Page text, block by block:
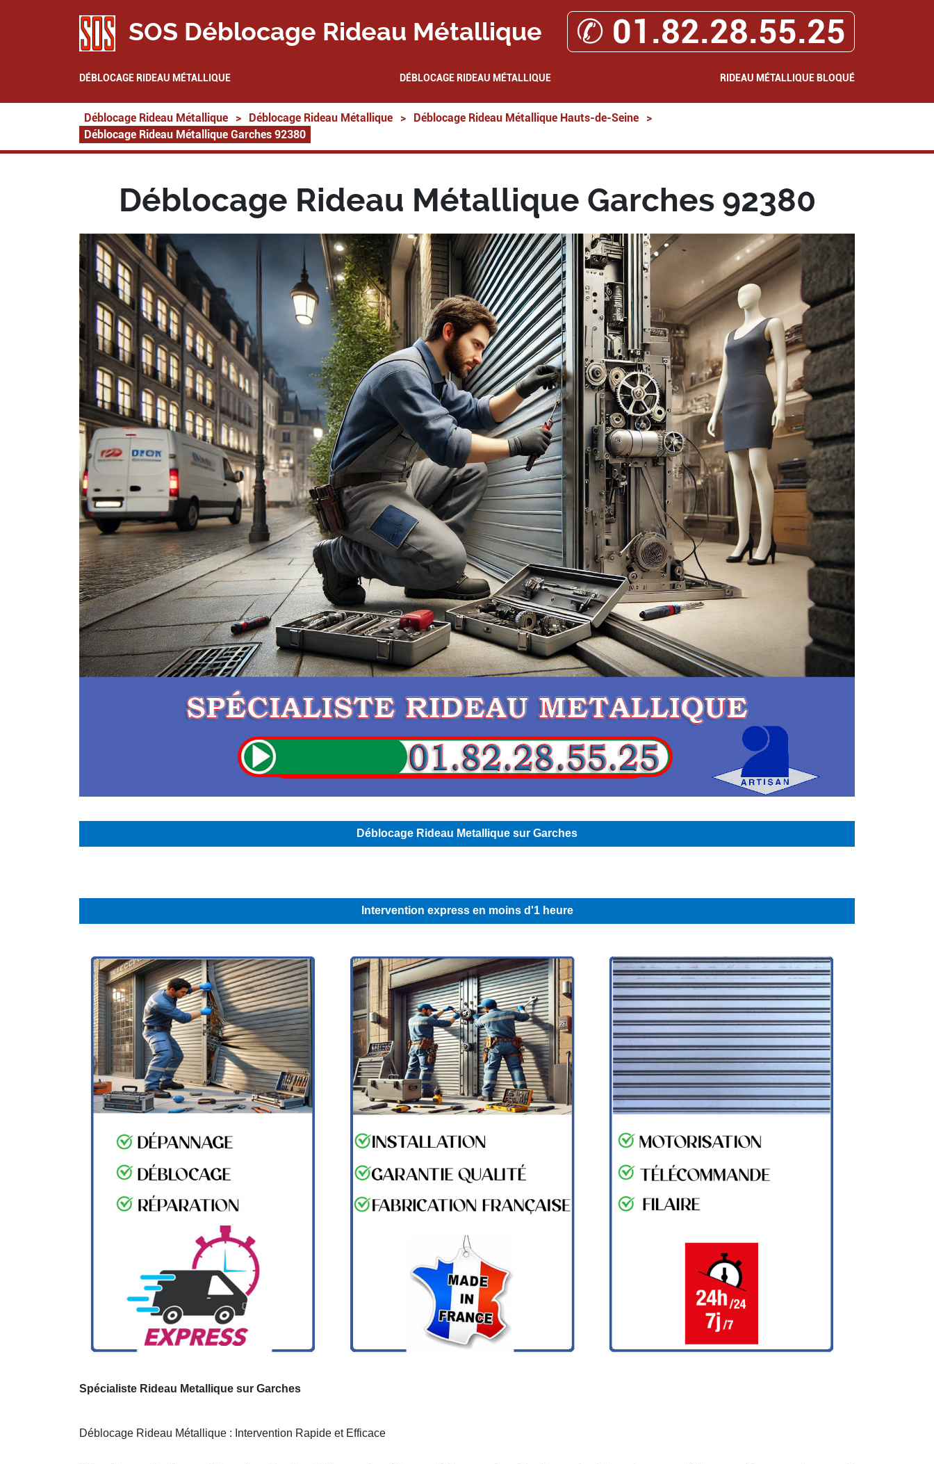
SOS Déblocage Rideau Métallique ✆ 01.82.28.55.25
DÉBLOCAGE RIDEAU MÉTALLIQUE DÉBLOCAGE RIDEAU MÉTALLIQUE RIDEAU MÉTALLIQUE BLOQUÉ
Déblocage Rideau Métallique > Déblocage Rideau Métallique > Déblocage Rideau Métallique Hauts-de-Seine
>
Déblocage Rideau Métallique Garches 92380
Déblocage Rideau Métallique Garches 92380
Déblocage Rideau Metallique sur Garches
Intervention express en moins d'1 heure
Spécialiste Rideau Metallique sur Garches
Déblocage Rideau Métallique : Intervention Rapide et Efficace